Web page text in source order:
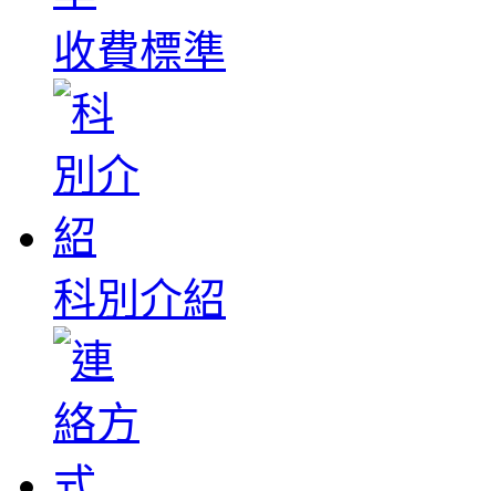
收費標準
科別介紹